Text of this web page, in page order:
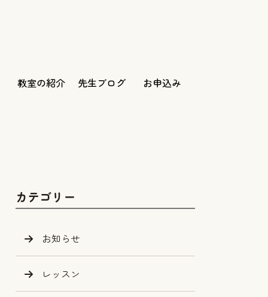
教室の紹介 先生ブログ お申込み
カテゴリー
お知らせ
レッスン